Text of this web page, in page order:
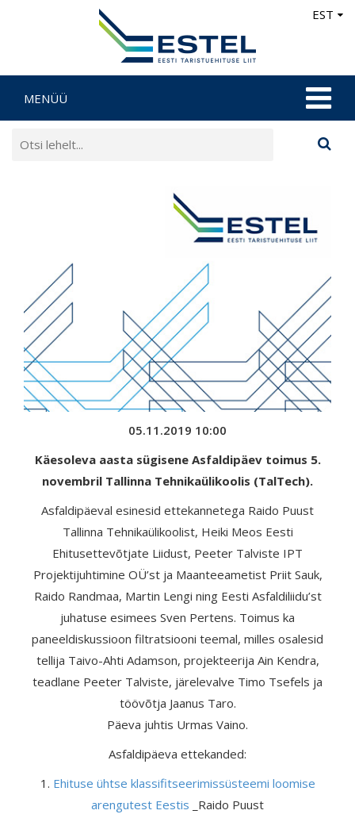
EST
MENÜÜ
05.11.2019 10:00
Käesoleva aasta sügisene Asfaldipäev toimus 5.
novembril Tallinna Tehnikaülikoolis (TalTech).
Asfaldipäeval esinesid ettekannetega Raido Puust
Tallinna Tehnikaülikoolist, Heiki Meos Eesti
Ehitusettevõtjate Liidust, Peeter Talviste IPT
Projektijuhtimine OÜ’st ja Maanteeametist Priit Sauk,
Raido Randmaa, Martin Lengi ning Eesti Asfaldiliidu’st
juhatuse esimees Sven Pertens. Toimus ka
paneeldiskussioon filtratsiooni teemal, milles osalesid
tellija Taivo-Ahti Adamson, projekteerija Ain Kendra,
teadlane Peeter Talviste, järelevalve Timo Tsefels ja
töövõtja Jaanus Taro.
Päeva juhtis Urmas Vaino.
Asfaldipäeva ettekanded:
1. Ehituse ühtse klassifitseerimissüsteemi loomise
arengutest Eestis _Raido Puust